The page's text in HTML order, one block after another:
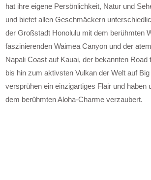
hat ihre eigene Persönlichkeit, Natur und
und bietet allen Geschmäckern
der Großstadt Honolulu mit dem berühmten
faszinierenden Waimea Canyon und der
Napali Coast auf Kauai, der bekannten Road
bis hin zum aktivsten Vulkan der Welt auf
versprühen ein einzigartiges Flair und haben
dem berühmten Aloha-Charme verzaubert.